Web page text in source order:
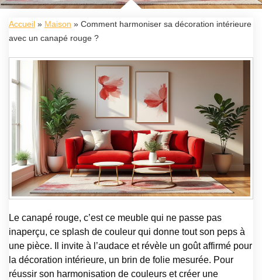
Accueil » Maison » Comment harmoniser sa décoration intérieure
avec un canapé rouge ?
Le canapé rouge, c’est ce meuble qui ne passe pas
inaperçu, ce splash de couleur qui donne tout son peps à
une pièce. Il invite à l’audace et révèle un goût affirmé pour
la décoration intérieure, un brin de folie mesurée. Pour
réussir son harmonisation de couleurs et créer une